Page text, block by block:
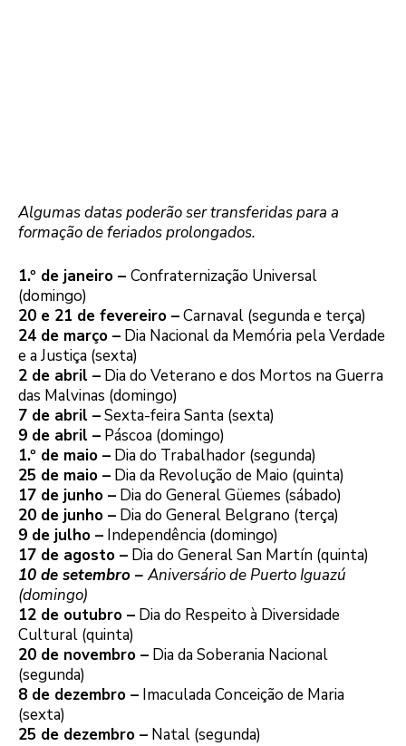
Algumas datas poderão ser transferidas para a
formação de feriados prolongados.
1.º de janeiro – Confraternização Universal
(domingo)
20 e 21 de fevereiro –Carnaval (segunda e terça)
24 de março – Dia Nacional da Memória pela Verdade
e a Justiça (sexta)
2 de abril – Dia do Veterano e dos Mortos na Guerra
das Malvinas (domingo)
7 de abril –Sexta-feira Santa (sexta)
9 de abril – Páscoa (domingo)
1.º de maio – Dia do Trabalhador (segunda)
25 de maio – Dia da Revolução de Maio (quinta)
17 de junho – Dia do General Güemes (sábado)
20 de junho – Dia do General Belgrano (terça)
9 de julho – Independência (domingo)
17 de agosto – Dia do General San Martín (quinta)
10 de setembro –Aniversário de Puerto Iguazú
(domingo)
12 de outubro – Dia do Respeito à Diversidade
Cultural (quinta)
20 de novembro – Dia da Soberania Nacional
(segunda)
8 de dezembro – Imaculada Conceição de Maria
(sexta)
25 de dezembro – Natal (segunda)